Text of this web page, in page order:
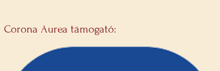
Corona Aurea támogató: